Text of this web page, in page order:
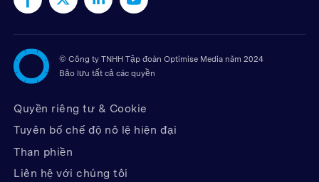
© Công ty TNHH Tập đoàn Optimise Media năm 2024
Bảo lưu tất cả các quyền
Quyền riêng tư & Cookie
Tuyên bố chế độ nô lệ hiện đại
Than phiền
Liên hệ với chúng tôi